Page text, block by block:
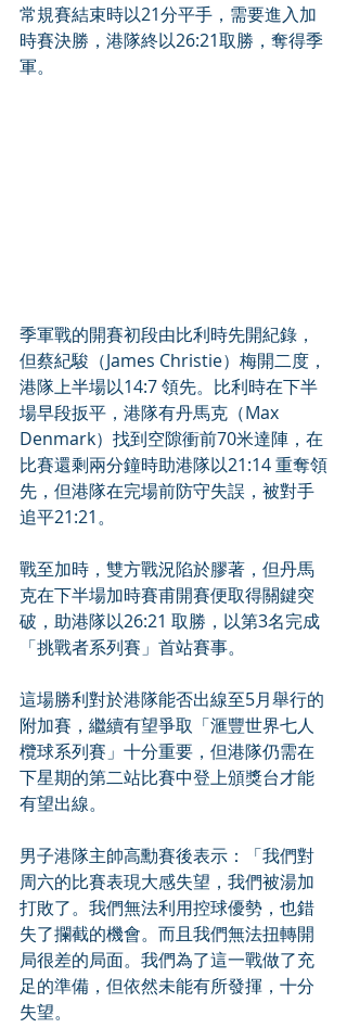
常規賽結束時以21分平手，需要進入加
時賽決勝，港隊終以26:21取勝，奪得季
軍。
季軍戰的開賽初段由比利時先開紀錄，
但蔡紀駿（James Christie）梅開二度，
港隊上半場以14:7 領先。比利時在下半
場早段扳平，港隊有丹馬克（Max
Denmark）找到空隙衝前70米達陣，在
比賽還剩兩分鐘時助港隊以21:14 重奪領
先，但港隊在完場前防守失誤，被對手
追平21:21。
戰至加時，雙方戰況陷於膠著，但丹馬
克在下半場加時賽甫開賽便取得關鍵突
破，助港隊以26:21 取勝，以第3名完成
「挑戰者系列賽」首站賽事。
這場勝利對於港隊能否出線至5月舉行的
附加賽，繼續有望爭取「滙豐世界七人
欖球系列賽」十分重要，但港隊仍需在
下星期的第二站比賽中登上頒獎台才能
有望出線。
男子港隊主帥高勳賽後表示：「我們對
周六的比賽表現大感失望，我們被湯加
打敗了。我們無法利用控球優勢，也錯
失了攔截的機會。而且我們無法扭轉開
局很差的局面。我們為了這一戰做了充
足的準備，但依然未能有所發揮，十分
失望。